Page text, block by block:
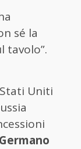
sé la
tavolo”.
Uniti
Germano